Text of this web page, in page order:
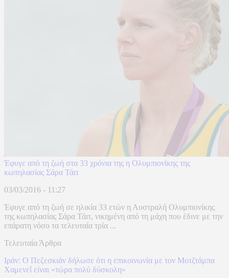
Έφυγε από τη ζωή στα 33 χρόνια της η Ολυμπιονίκης της
κωπηλασίας Σάρα Τάιτ
03/03/2016 - 11:27
Έφυγε από τη ζωή σε ηλικία 33 ετών η Αυστραλή Ολυμπιονίκης
της κωπηλασίας Σάρα Τάιτ, νικημένη από τη μάχη που έδινε με την
επάρατη νόσο τα τελευταία τρία ...
Τελευταία Άρθρα
Ιράν: Ο Πεζεσκιάν δήλωσε ότι η επικοινωνία με τον Μοτζτάμπα
Χαμενεΐ είναι «τώρα πολύ δύσκολη»